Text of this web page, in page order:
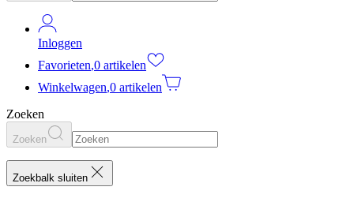
Inloggen
Favorieten,0 artikelen
Winkelwagen,0 artikelen
Zoeken
Zoeken
Zoekbalk sluiten